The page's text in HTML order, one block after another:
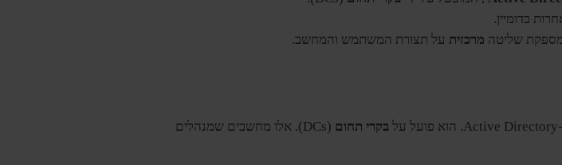
שליטה מרכזית על תצורת המשתמש והמחשב.
בקרי תחום
(DCs). אלו מחשבים שמנהלים